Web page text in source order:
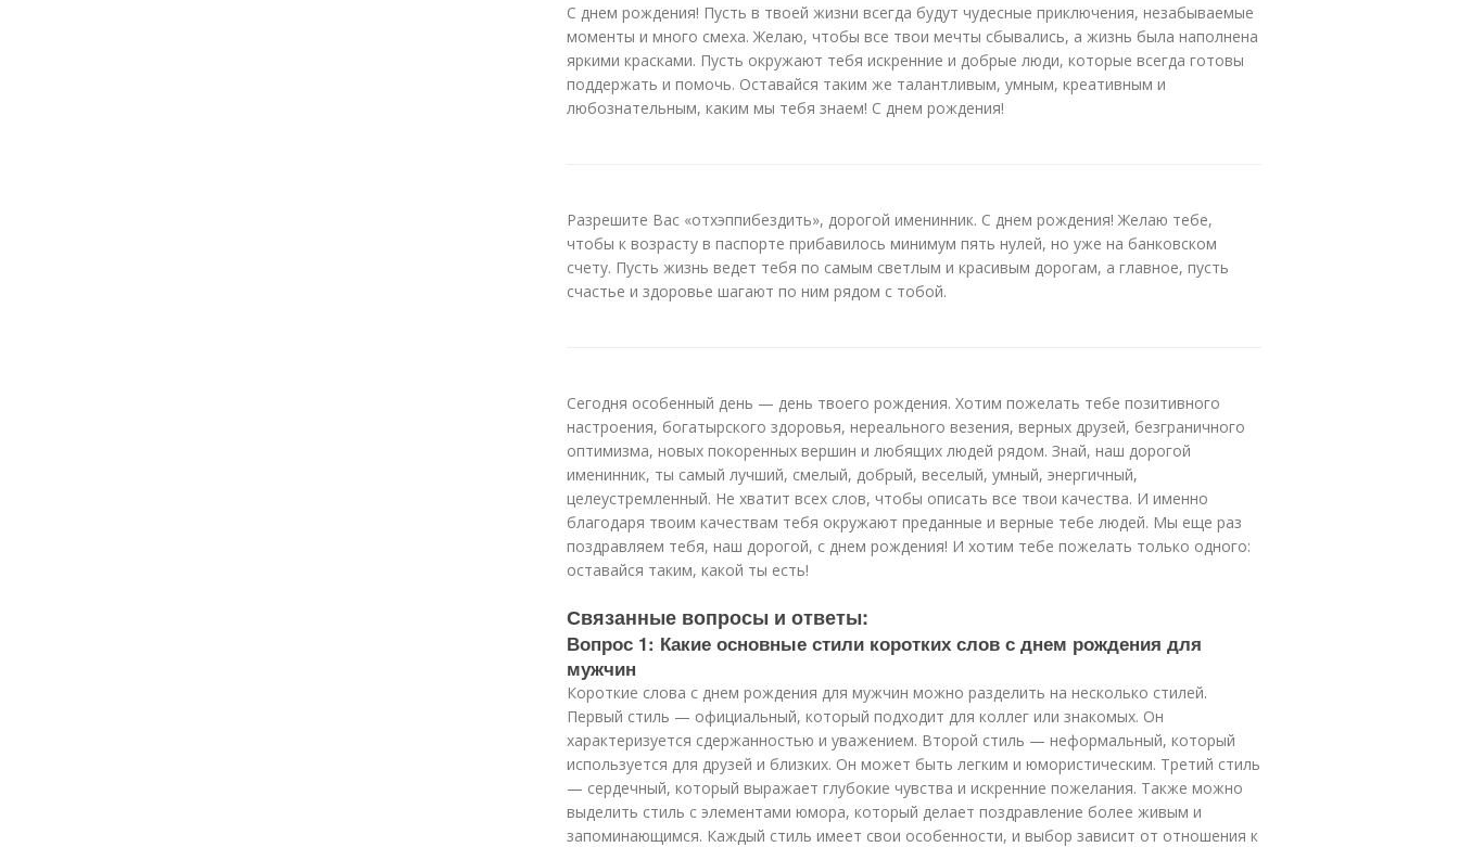
С днем рождения! Пусть в твоей жизни всегда будут чудесные приключения, незабываемые
моменты и много смеха. Желаю, чтобы все твои мечты сбывались, а жизнь была наполнена
яркими красками. Пусть окружают тебя искренние и добрые люди, которые всегда готовы
поддержать и помочь. Оставайся таким же талантливым, умным, креативным и
любознательным, каким мы тебя знаем! С днем рождения!
Разрешите Вас «отхэппибездить», дорогой именинник. С днем рождения! Желаю тебе,
чтобы к возрасту в паспорте прибавилось минимум пять нулей, но уже на банковском
счету. Пусть жизнь ведет тебя по самым светлым и красивым дорогам, а главное, пусть
счастье и здоровье шагают по ним рядом с тобой.
Сегодня особенный день — день твоего рождения. Хотим пожелать тебе позитивного
настроения, богатырского здоровья, нереального везения, верных друзей, безграничного
оптимизма, новых покоренных вершин и любящих людей рядом. Знай, наш дорогой
именинник, ты самый лучший, смелый, добрый, веселый, умный, энергичный,
целеустремленный. Не хватит всех слов, чтобы описать все твои качества. И именно
благодаря твоим качествам тебя окружают преданные и верные тебе людей. Мы еще раз
поздравляем тебя, наш дорогой, с днем рождения! И хотим тебе пожелать только одного:
оставайся таким, какой ты есть!
Связанные вопросы и ответы:
Вопрос 1: Какие основные стили коротких слов с днем рождения для
мужчин
Короткие слова с днем рождения для мужчин можно разделить на несколько стилей.
Первый стиль — официальный, который подходит для коллег или знакомых. Он
характеризуется сдержанностью и уважением. Второй стиль — неформальный, который
используется для друзей и близких. Он может быть легким и юмористическим. Третий стиль
— сердечный, который выражает глубокие чувства и искренние пожелания. Также можно
выделить стиль с элементами юмора, который делает поздравление более живым и
запоминающимся. Каждый стиль имеет свои особенности, и выбор зависит от отношения к